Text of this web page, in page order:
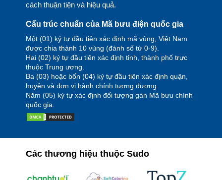
cách thuận tiện và hiệu quả.
Cấu trúc chuẩn của Mã bưu điện quốc gia
Một (01) ký tự đầu tiên xác định mã vùng, Việt Nam
được chia thành 10 vùng (đánh số từ 0-9).
Hai (02) ký tự đầu tiên xác định tỉnh, thành phố trực
thuộc Trung ương.
Ba (03) hoặc bốn (04) ký tự đầu tiên xác định quận,
huyện và đơn vị hành chính tương đương.
Năm (05) ký tự xác định đối tượng gán Mã bưu chính
quốc gia.
Các thương hiệu thuộc Sudo